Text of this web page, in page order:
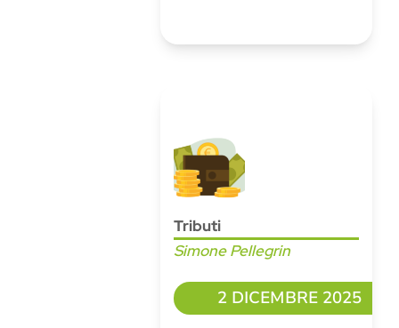
Tributi
Simone Pellegrin
2 DICEMBRE 2025